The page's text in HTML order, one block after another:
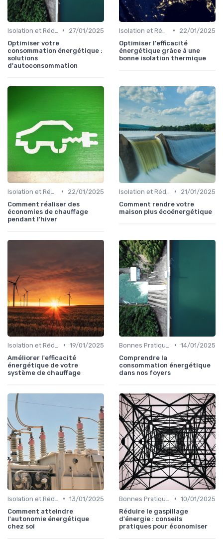
•
27/01/2025
Optimiser votre
consommation énergétique :
solutions
d'autoconsommation
•
22/01/2025
Optimiser l'efficacité
énergétique grâce à une
bonne isolation thermique
•
22/01/2025
Comment réaliser des
économies de chauffage
pendant l'hiver
•
21/01/2025
Comment rendre votre
maison plus écoénergétique
• 19/01/2025
Améliorer l'efficacité
énergétique de votre
système de chauffage
• 14/01/2025
Comprendre la
consommation énergétique
dans nos foyers
• 13/01/2025
Comment atteindre
l'autonomie énergétique
chez soi
• 10/01/2025
Réduire le gaspillage
d'énergie : conseils
pratiques pour économiser